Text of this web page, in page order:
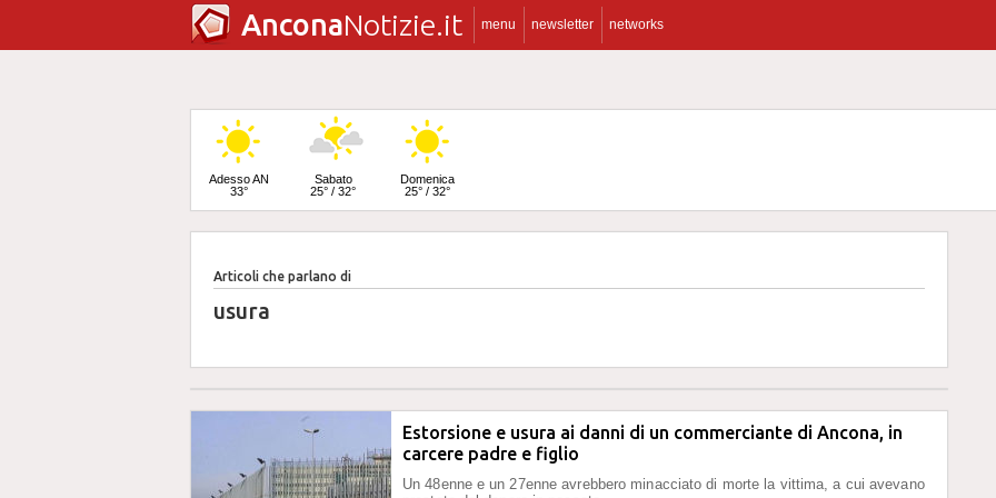
AnconaNotizie.it menu newsletter networks
Adesso AN
33°
Sabato
25° / 32°
Domenica
25° / 32°
Lunedì
24° / 33°
Articoli che parlano di
usura
Estorsione e usura ai danni di un commerciante di Ancona, in
carcere padre e figlio
Un 48enne e un 27enne avrebbero minacciato di morte la vittima, a cui avevano